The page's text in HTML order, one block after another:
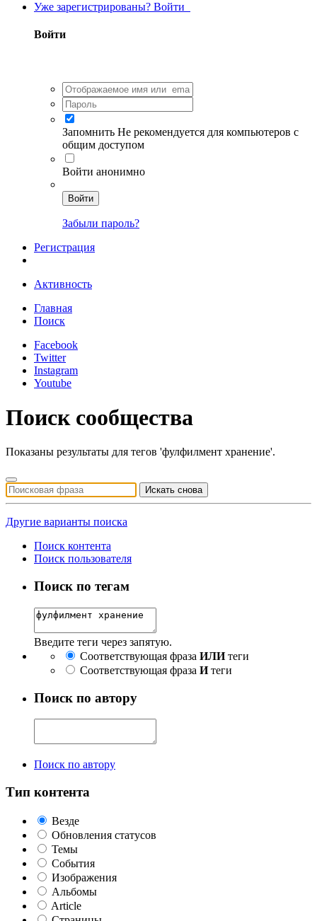
Уже зарегистрированы? Войти
Войти
Запомнить Не рекомендуется для компьютеров с
общим доступом
Войти анонимно
Войти
Забыли пароль?
Регистрация
Активность
Главная
Поиск
Facebook
Twitter
Instagram
Youtube
Поиск сообщества
Показаны результаты для тегов 'фулфилмент хранение'.
Искать снова
Другие варианты поиска
Поиск контента
Поиск пользователя
Поиск по тегам
Введите теги через запятую.
Соответствующая фраза ИЛИтеги
Соответствующая фраза Итеги
Поиск по автору
Поиск по автору
Тип контента
Везде
Обновления статусов
Темы
События
Изображения
Альбомы
Article